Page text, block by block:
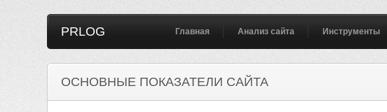
PRLOG Главная Анализ сайта Инструменты
ОСНОВНЫЕ ПОКАЗАТЕЛИ САЙТА